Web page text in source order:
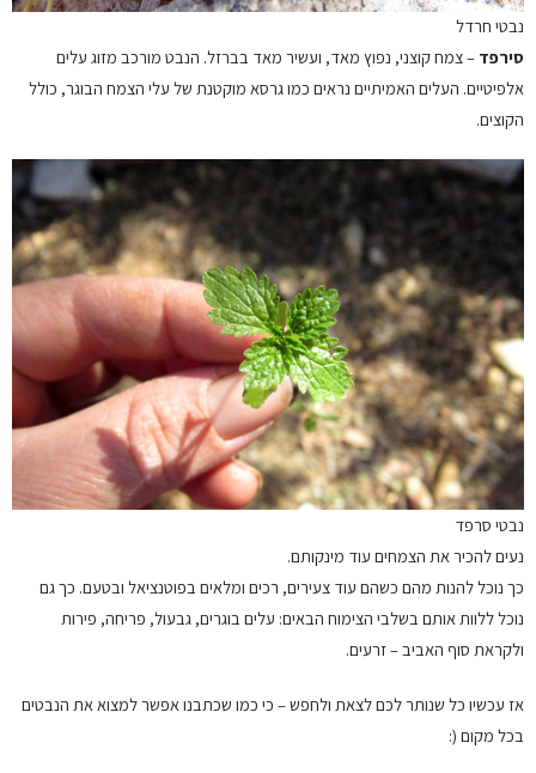
נבטי חרדל
סירפד – צמח קוצני, נפוץ מאד, ועשיר מאד בברזל. הנבט מורכב מזוג עלים
אלפיטיים. העלים האמיתיים נראים כמו גרסא מוקטנת של עלי הצמח הבוגר, כולל
הקוצים.
נבטי סרפד
נעים להכיר את הצמחים עוד מינקותם.
כך נוכל להנות מהם כשהם עוד צעירים, רכים ומלאים בפוטנציאל ובטעם. כך גם
נוכל ללוות אותם בשלבי הצימוח הבאים: עלים בוגרים, גבעול, פריחה, פירות
ולקראת סוף האביב – זרעים.
אז עכשיו כל שנותר לכם לצאת ולחפש – כי כמו שכתבנו אפשר למצוא את הנבטים
בכל מקום (: